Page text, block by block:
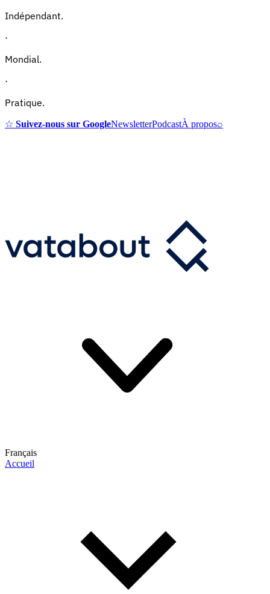
Indépendant.
·
Mondial.
·
Pratique.
☆ Suivez-nous sur GoogleNewsletterPodcastÀ propos⌕
Français
Accueil